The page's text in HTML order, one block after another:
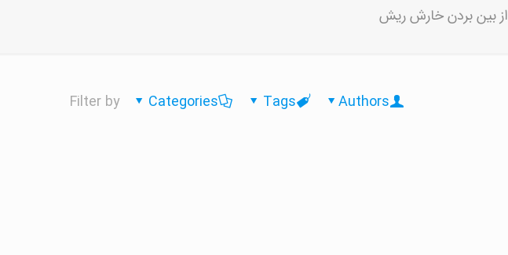
از بین بردن خارش ریش
Filter by Categories Tags Authors